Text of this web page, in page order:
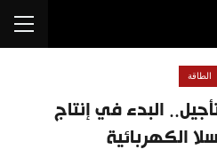
البدء في إنتاج
الكهربائية
الطاقة